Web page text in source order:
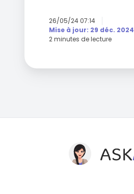
26/05/24 07:14
Mise à jour: 29 déc. 2024
2 minutes de lecture